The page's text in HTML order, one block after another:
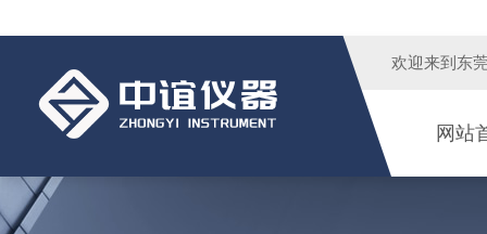
欢迎来到 东
网站